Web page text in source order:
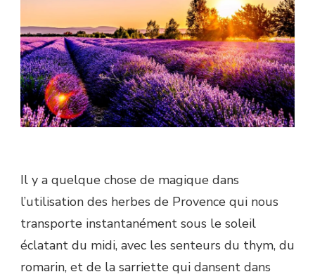
VOS
PLATS
AVEC
LES
HERBES
DE
PROVENCE
Il y a quelque chose de magique dans
l’utilisation des herbes de Provence qui nous
transporte instantanément sous le soleil
éclatant du midi, avec les senteurs du thym, du
romarin, et de la sarriette qui dansent dans